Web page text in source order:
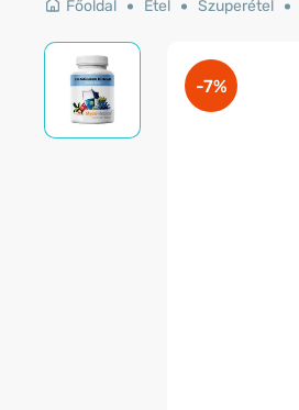
Főoldal Étel Szuperétel
-7%